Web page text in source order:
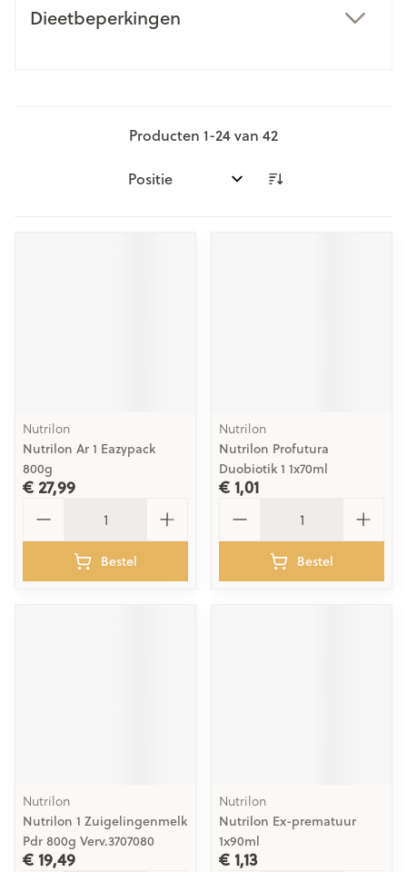
Dieetbeperkingen
Producten 1-24van 42
Sorteer op:
Nutrilon
Nutrilon Ar 1 Eazypack
800g
€ 27,99
Bestel
Nutrilon
Nutrilon Profutura
Duobiotik 1 1x70ml
€ 1,01
Bestel
Nutrilon
Nutrilon 1 Zuigelingenmelk
Pdr 800g Verv.3707080
€ 19,49
Nutrilon
Nutrilon Ex-prematuur
1x90ml
€ 1,13